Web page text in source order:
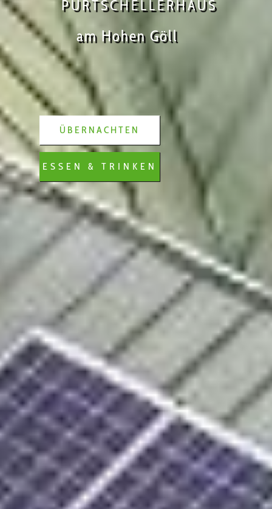
PURTSCHELLERHAUS
am Hohen Göll
ESSEN & TRINKEN
ÜBERNACHTEN